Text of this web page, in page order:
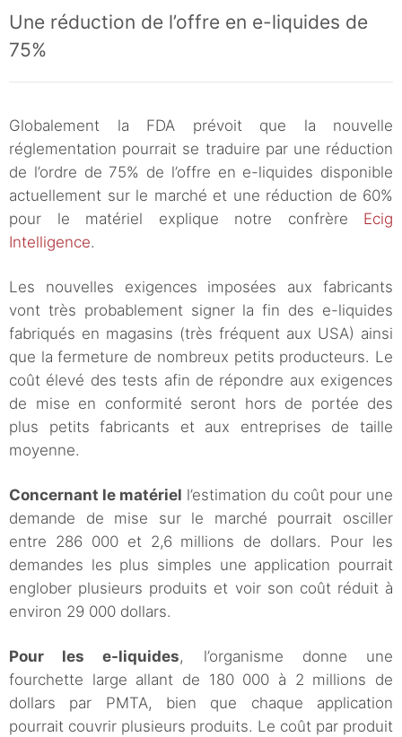
Une réduction de l’offre en e-liquides de
75%
Globalement la FDA prévoit que la nouvelle
réglementation pourrait se traduire par une réduction
de l’ordre de 75% de l’offre en e-liquides disponible
actuellement sur le marché et une réduction de 60%
pour le matériel explique notre confrère Ecig
Intelligence.
Les nouvelles exigences imposées aux fabricants
vont très probablement signer la fin des e-liquides
fabriqués en magasins (très fréquent aux USA) ainsi
que la fermeture de nombreux petits producteurs. Le
coût élevé des tests afin de répondre aux exigences
de mise en conformité seront hors de portée des
plus petits fabricants et aux entreprises de taille
moyenne.
Concernant le matériel l’estimation du coût pour une
demande de mise sur le marché pourrait osciller
entre 286 000 et 2,6 millions de dollars. Pour les
demandes les plus simples une application pourrait
englober plusieurs produits et voir son coût réduit à
environ 29 000 dollars.
Pour les e-liquides, l’organisme donne une
fourchette large allant de 180 000 à 2 millions de
dollars par PMTA, bien que chaque application
pourrait couvrir plusieurs produits. Le coût par produit